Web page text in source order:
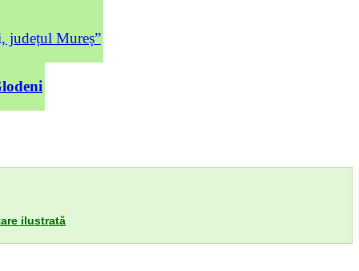
județul Mureș”
ilustrată